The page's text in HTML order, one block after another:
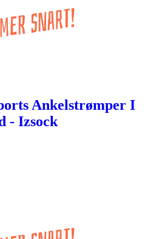
Ankelstrømper I
- Izsock